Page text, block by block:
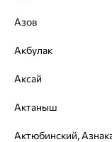
ул. Владыкина, 15/
График работы:
Азов
Акбулак
Аксай
Актаныш